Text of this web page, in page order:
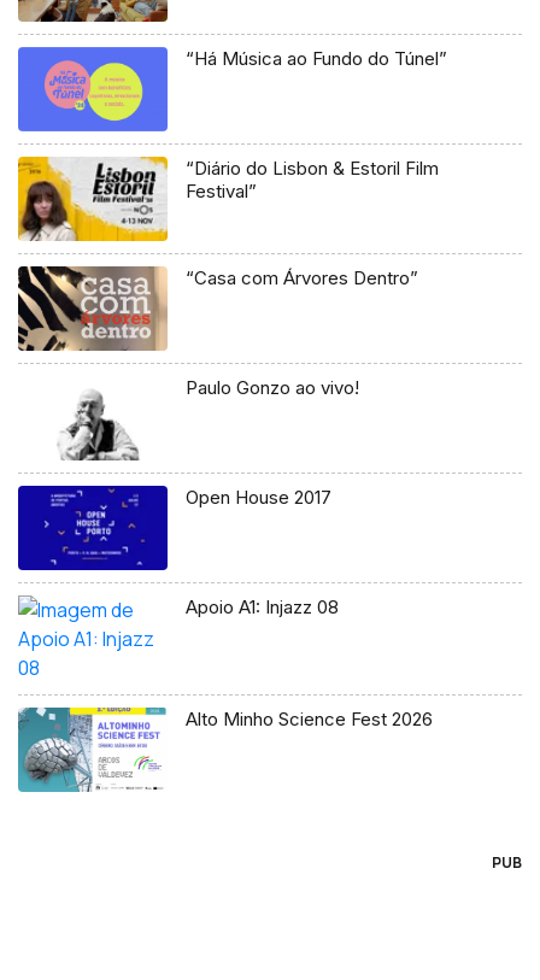
“Há Música ao Fundo do Túnel”
“Diário do Lisbon & Estoril Film
Festival”
“Casa com Árvores Dentro”
Paulo Gonzo ao vivo!
Open House 2017
Apoio A1: Injazz 08
Alto Minho Science Fest 2026
PUB